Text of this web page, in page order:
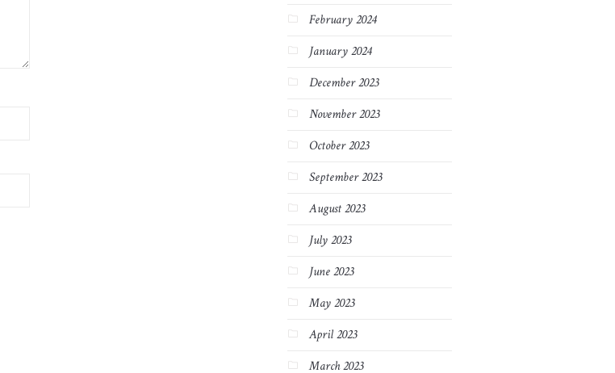
February 2024
January 2024
December 2023
November 2023
October 2023
September 2023
August 2023
July 2023
June 2023
May 2023
April 2023
March 2023